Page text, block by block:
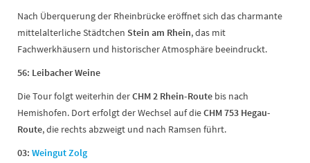
Nach Überquerung der Rheinbrücke eröffnet sich das charmante
mittelalterliche Städtchen Stein am Rhein, das mit
Fachwerkhäusern und historischer Atmosphäre beeindruckt.
56: Leibacher Weine
Die Tour folgt weiterhin derCHM 2 Rhein-Route bis nach
Hemishofen. Dort erfolgt der Wechsel auf dieCHM 753 Hegau-
Route, die rechts abzweigt und nach Ramsen führt.
03: Weingut Zolg